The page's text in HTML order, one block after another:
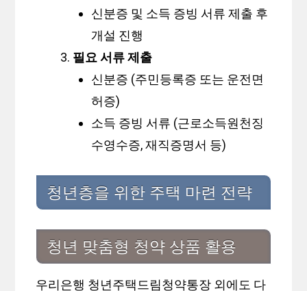
신분증 및 소득 증빙 서류 제출 후
개설 진행
필요 서류 제출
신분증 (주민등록증 또는 운전면
허증)
소득 증빙 서류 (근로소득원천징
수영수증, 재직증명서 등)
청년층을 위한 주택 마련 전략
청년 맞춤형 청약 상품 활용
우리은행 청년주택드림청약통장 외에도 다